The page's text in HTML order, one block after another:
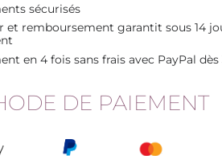
sécurisés
et remboursement garantit sous 14
en 4 fois sans frais avec PayPal
DE PAIEMENT